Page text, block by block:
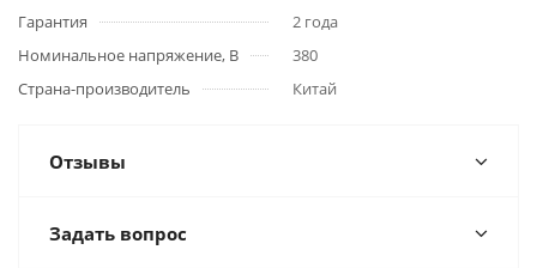
Гарантия
2 года
Номинальное напряжение, В
380
Страна-производитель
Китай
Отзывы
Задать вопрос